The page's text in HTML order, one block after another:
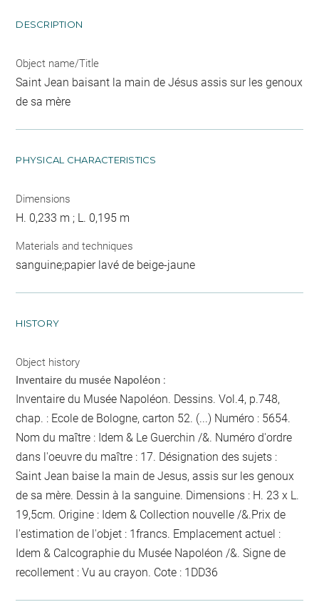
DESCRIPTION
Object name/Title
Saint Jean baisant la main de Jésus assis sur les genoux
de sa mère
PHYSICAL CHARACTERISTICS
Dimensions
H. 0,233 m ; L. 0,195 m
Materials and techniques
sanguine;papier lavé de beige-jaune
HISTORY
Object history
Inventaire du musée Napoléon :
Inventaire du Musée Napoléon. Dessins. Vol.4, p.748,
chap. : Ecole de Bologne, carton 52. (...) Numéro : 5654.
Nom du maître : Idem & Le Guerchin /&. Numéro d'ordre
dans l'oeuvre du maître : 17. Désignation des sujets :
Saint Jean baise la main de Jesus, assis sur les genoux
de sa mère. Dessin à la sanguine. Dimensions : H. 23 x L.
19,5cm. Origine : Idem & Collection nouvelle /&.Prix de
l'estimation de l'objet : 1francs. Emplacement actuel :
Idem & Calcographie du Musée Napoléon /&. Signe de
recollement :Vu au crayon. Cote : 1DD36